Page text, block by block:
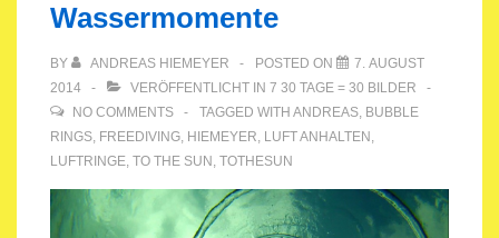
Wassermomente
BY ANDREAS HIEMEYER POSTED ON
7. AUGUST
2014
VERÖFFENTLICHT IN 7 30 TAGE = 30 BILDER
NO COMMENTS
TAGGED WITH ANDREAS, BUBBLE
RINGS, FREEDIVING, HIEMEYER, LUFT ANHALTEN ,
LUFTRINGE, TO THE SUN , TOTHESUN